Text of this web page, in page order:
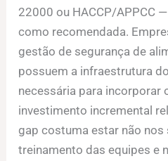
22000 ou HACCP/APPCC
como recomendada.
gestão de segurança de
possuem a infraestrutura
necessária para incorporar
investimento incremental
gap costuma estar não nos
treinamento das equipes e